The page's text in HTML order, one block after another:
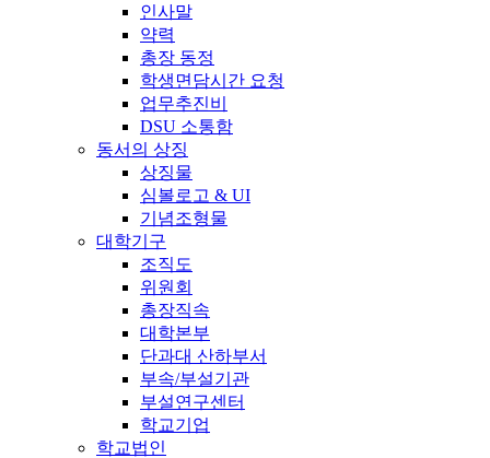
인사말
약력
총장 동정
학생면담시간 요청
업무추진비
DSU 소통함
동서의 상징
상징물
심볼로고 & UI
기념조형물
대학기구
조직도
위원회
총장직속
대학본부
단과대 산하부서
부속/부설기관
부설연구센터
학교기업
학교법인